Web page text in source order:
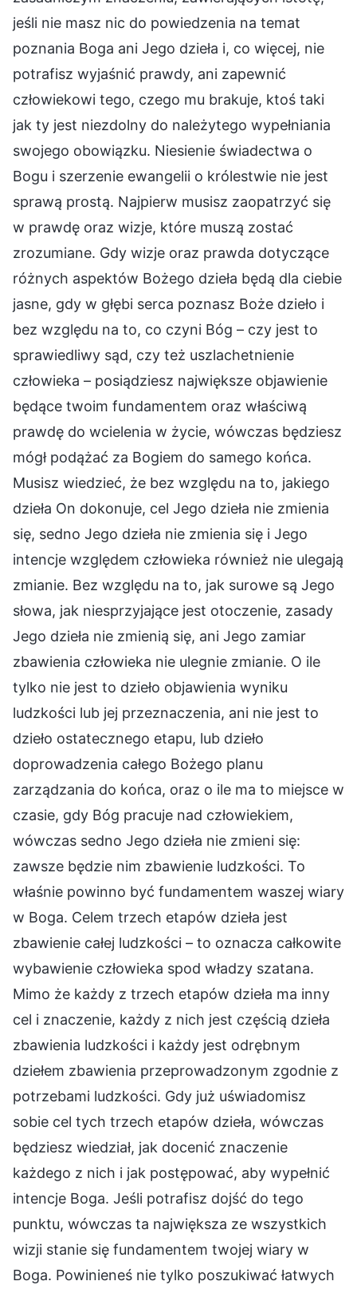
jeśli nie masz nic do powiedzenia na temat
poznania Boga ani Jego dzieła i, co więcej, nie
potrafisz wyjaśnić prawdy, ani zapewnić
człowiekowi tego, czego mu brakuje, ktoś taki
jak ty jest niezdolny do należytego wypełniania
swojego obowiązku. Niesienie świadectwa o
Bogu i szerzenie ewangelii o królestwie nie jest
sprawą prostą. Najpierw musisz zaopatrzyć się
w prawdę oraz wizje, które muszą zostać
zrozumiane. Gdy wizje oraz prawda dotyczące
różnych aspektów Bożego dzieła będą dla ciebie
jasne, gdy w głębi serca poznasz Boże dzieło i
bez względu na to, co czyni Bóg – czy jest to
sprawiedliwy sąd, czy też uszlachetnienie
człowieka – posiądziesz największe objawienie
będące twoim fundamentem oraz właściwą
prawdę do wcielenia w życie, wówczas będziesz
mógł podążać za Bogiem do samego końca.
Musisz wiedzieć, że bez względu na to, jakiego
dzieła On dokonuje, cel Jego dzieła nie zmienia
się, sedno Jego dzieła nie zmienia się i Jego
intencje względem człowieka również nie ulegają
zmianie. Bez względu na to, jak surowe są Jego
słowa, jak niesprzyjające jest otoczenie, zasady
Jego dzieła nie zmienią się, ani Jego zamiar
zbawienia człowieka nie ulegnie zmianie. O ile
tylko nie jest to dzieło objawienia wyniku
ludzkości lub jej przeznaczenia, ani nie jest to
dzieło ostatecznego etapu, lub dzieło
doprowadzenia całego Bożego planu
zarządzania do końca, oraz o ile ma to miejsce w
czasie, gdy Bóg pracuje nad człowiekiem,
wówczas sedno Jego dzieła nie zmieni się:
zawsze będzie nim zbawienie ludzkości. To
właśnie powinno być fundamentem waszej wiary
w Boga. Celem trzech etapów dzieła jest
zbawienie całej ludzkości – to oznacza całkowite
wybawienie człowieka spod władzy szatana.
Mimo że każdy z trzech etapów dzieła ma inny
cel i znaczenie, każdy z nich jest częścią dzieła
zbawienia ludzkości i każdy jest odrębnym
dziełem zbawienia przeprowadzonym zgodnie z
potrzebami ludzkości. Gdy już uświadomisz
sobie cel tych trzech etapów dzieła, wówczas
będziesz wiedział, jak docenić znaczenie
każdego z nich i jak postępować, aby wypełnić
intencje Boga. Jeśli potrafisz dojść do tego
punktu, wówczas ta największa ze wszystkich
wizji stanie się fundamentem twojej wiary w
Boga. Powinieneś nie tylko poszukiwać łatwych